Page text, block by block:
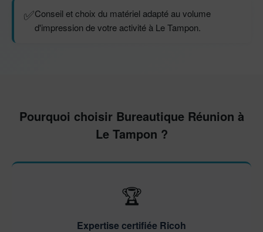
✅Conseil et choix du matériel adapté au volume
d'impression de votre activité à Le Tampon.
Pourquoi choisir Bureautique Réunion à
Le Tampon ?
🏆
Expertise certifiée Ricoh